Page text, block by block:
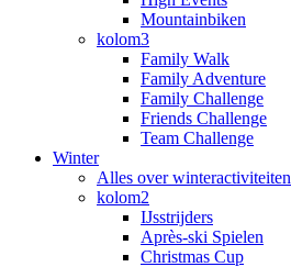
Mountainbiken
kolom3
Family Walk
Family Adventure
Family Challenge
Friends Challenge
Team Challenge
Winter
Alles over winteractiviteiten
kolom2
IJsstrijders
Après-ski Spielen
Christmas Cup